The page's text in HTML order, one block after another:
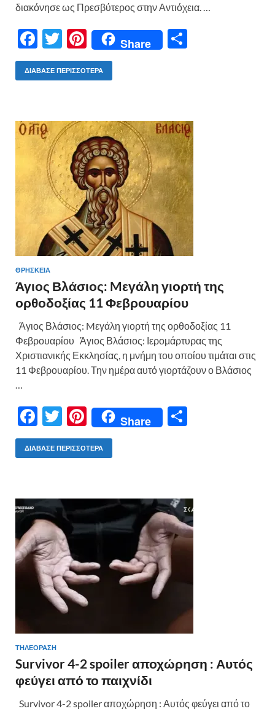
διακόνησε ως Πρεσβύτερος στην Αντιόχεια. …
F
ac
e
o
o
k
T
w
itt
Pi
nt
er
t
Share
σ
τε
ίτ
ε
ΔΙΆΒΑΣΕ ΠΕΡΙΣΣΌΤΕΡΑ
ΘΡΗΣΚΕΙΑ
Άγιος Βλάσιος: Mεγάλη γιορτή της
ορθοδοξίας 11 Φεβρουαρίου
Άγιος Βλάσιος: Mεγάλη γιορτή της ορθοδοξίας 11
Φεβρουαρίου Άγιος Βλάσιος: Ιερομάρτυρας της
Χριστιανικής Εκκλησίας, η μνήμη του οποίου τιμάται στις
11 Φεβρουαρίου. Την ημέρα αυτό γιορτάζουν ο Βλάσιος
…
F
ac
e
o
o
k
T
w
itt
Pi
nt
er
t
Share
σ
τε
ίτ
ε
ΔΙΆΒΑΣΕ ΠΕΡΙΣΣΌΤΕΡΑ
ΤΗΛΕΟΡΑΣΗ
Survivor 4-2 spoiler αποχώρηση : Αυτός
φεύγει από το παιχνίδι
Survivor 4-2 spoiler αποχώρηση : Αυτός φεύγει από το